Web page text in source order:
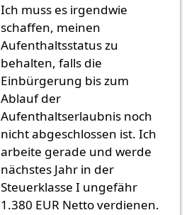
Ich muss es irgendwie
schaffen, meinen
Aufenthaltsstatus zu
behalten, falls die
Einbürgerung bis zum
Ablauf der
Aufenthaltserlaubnis noch
nicht abgeschlossen ist. Ich
arbeite gerade und werde
nächstes Jahr in der
Steuerklasse I ungefähr
1.380 EUR Netto verdienen.